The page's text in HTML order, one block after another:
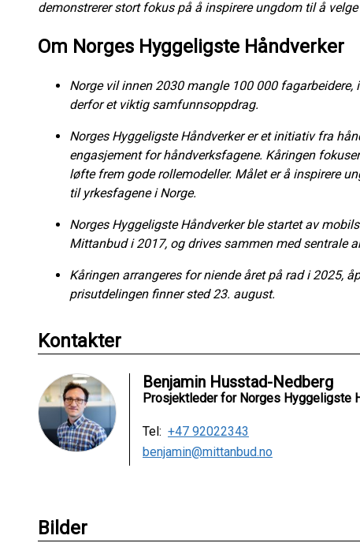
demonstrerer stort fokus på å inspirere ungdom til å velge
Om Norges Hyggeligste Håndverker
Norge vil innen 2030 mangle 100 000 fagarbeidere,
derfor et viktig samfunnsoppdrag.
Norges Hyggeligste Håndverker er et initiativ fra
engasjement for håndverksfagene. Kåringen
løfte frem gode rollemodeller. Målet er å inspirere
til yrkesfagene i Norge.
Norges Hyggeligste Håndverker ble startet av
Mittanbud i 2017, og drives sammen med sentrale
Kåringen arrangeres for niende året på rad i 2025,
prisutdelingen finner sted 23. august.
Kontakter
Benjamin Husstad-Nedberg
Prosjektleder for Norges Hyggeligste
Tel: +47 92022343
benjamin@mittanbud.no
Bilder